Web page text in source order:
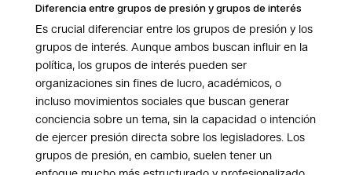
Diferencia entre grupos de presión y grupos de interés
Es crucial diferenciar entre los grupos de presión y los
grupos de interés. Aunque ambos buscan influir en la
política, los grupos de interés pueden ser
organizaciones sin fines de lucro, académicos, o
incluso movimientos sociales que buscan generar
conciencia sobre un tema, sin la capacidad o intención
de ejercer presión directa sobre los legisladores. Los
grupos de presión, en cambio, suelen tener un